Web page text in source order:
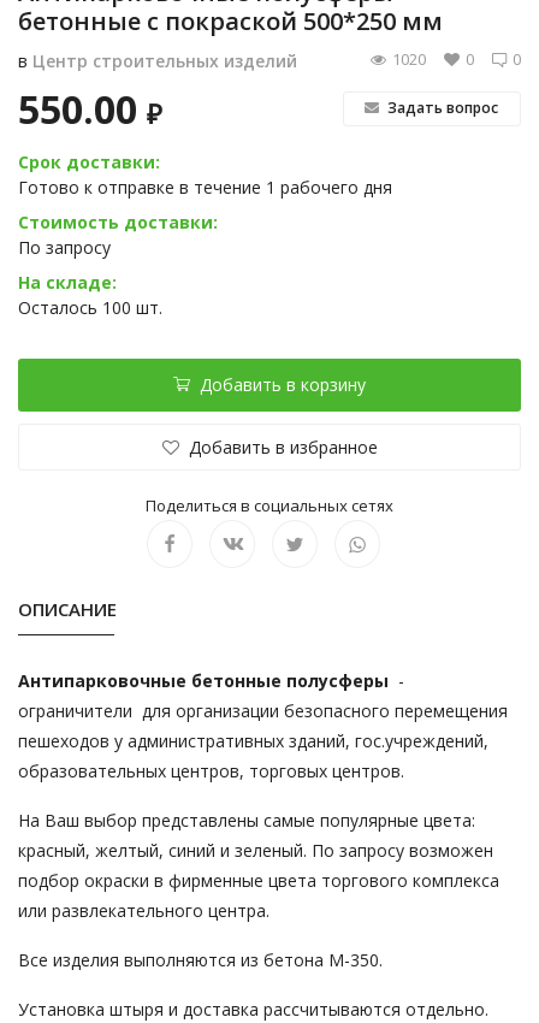
бетонные с покраской 500*250 мм
в Центр строительных изделий 0
0
1020
550.00 ₽ Задать вопрос
Срок доставки:
Готово к отправке в течение 1 рабочего дня
Стоимость доставки:
По запросу
На складе:
Осталось 100 шт.
Добавить в корзину
Добавить в избранное
Поделиться в социальных сетях
ОПИСАНИЕ
Антипарковочные бетонные полусферы -
ограничители для организации безопасного перемещения
пешеходов у административных зданий, гос.учреждений,
образовательных центров, торговых центров.
На Ваш выбор представлены самые популярные цвета:
красный, желтый, синий и зеленый. По запросу возможен
подбор окраски в фирменные цвета торгового комплекса
или развлекательного центра.
Все изделия выполняются из бетона М-350.
Установка штыря и доставка рассчитываются отдельно.